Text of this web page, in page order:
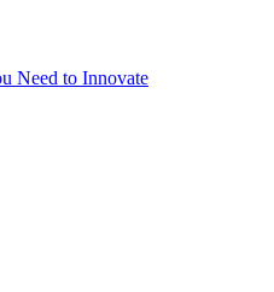
Need to Innovate